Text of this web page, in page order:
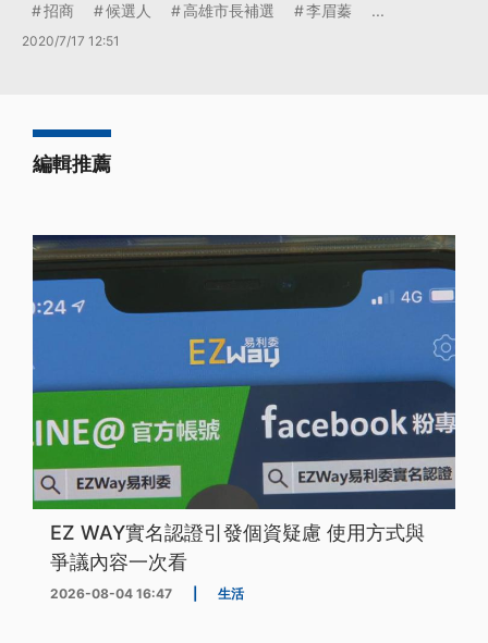
招商 候選人 高雄市長補選 李眉蓁 ...
2020/7/17 12:51
編輯推薦
EZ WAY實名認證引發個資疑慮 使用方式與
爭議內容一次看
2026-08-04 16:47 生活